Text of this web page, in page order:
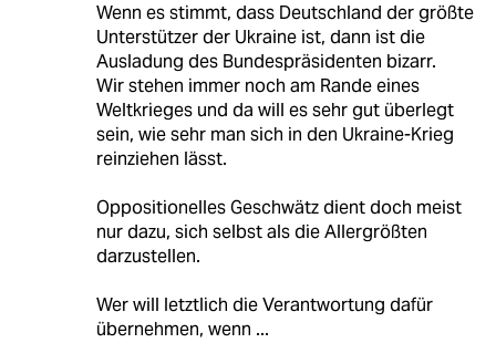
Wenn es stimmt, dass Deutschland der größte
Unterstützer der Ukraine ist, dann ist die
Ausladung des Bundespräsidenten bizarr.
Wir stehen immer noch am Rande eines
Weltkrieges und da will es sehr gut überlegt
sein, wie sehr man sich in den Ukraine-Krieg
reinziehen lässt.
Oppositionelles Geschwätz dient doch meist
nur dazu, sich selbst als die Allergrößten
darzustellen.
Wer will letztlich die Verantwortung dafür
übernehmen, wenn ...